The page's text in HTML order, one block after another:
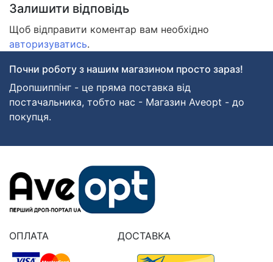
Залишити відповідь
Щоб відправити коментар вам необхідно
авторизуватись.
Почни роботу з нашим магазином просто зараз!
Дропшиппінг - це пряма поставка від
постачальника, тобто нас - Магазин Aveopt - до
покупця.
ОПЛАТА ДОСТАВКА